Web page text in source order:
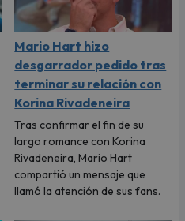
Mario Hart hizo
desgarrador pedido tras
terminar su relación con
Korina Rivadeneira
Tras confirmar el fin de su
largo romance con Korina
Rivadeneira, Mario Hart
compartió un mensaje que
llamó la atención de sus fans.